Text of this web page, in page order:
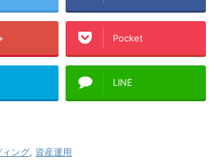
Pocket
LINE
ィング, 資産運用